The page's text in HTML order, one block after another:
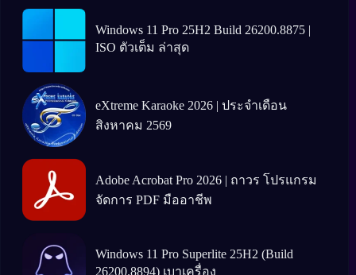
Windows 11 Pro 25H2 Build 26200.8875 |
ISO ตัวเต็ม ล่าสุด
eXtreme Karaoke 2026 | ประจำเดือน
สิงหาคม 2569
Adobe Acrobat Pro 2026 | ถาวร โปรแกรม
จัดการ PDF มืออาชีพ
Windows 11 Pro Superlite 25H2 (Build
26200.8894) เบาเครื่อง